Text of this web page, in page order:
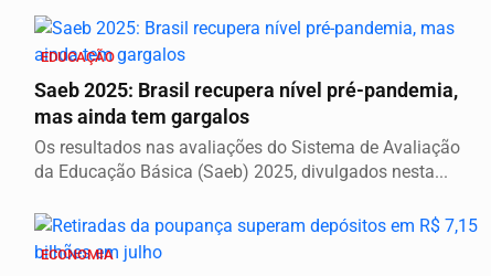
EDUCAÇÃO
Saeb 2025: Brasil recupera nível pré-pandemia,
mas ainda tem gargalos
Os resultados nas avaliações do Sistema de Avaliação
da Educação Básica (Saeb) 2025, divulgados nesta...
ECONOMIA